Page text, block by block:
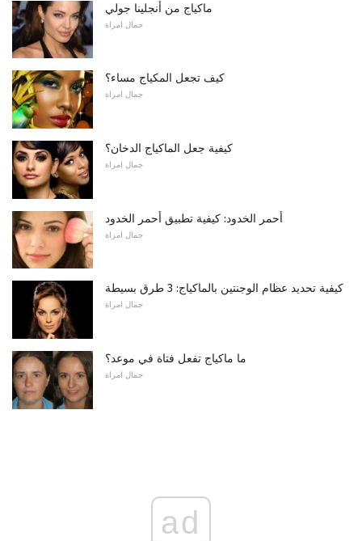
ماكياج من أنجلينا جولي
جمال امراة
كيف تجعل المكياج مساء؟
جمال امراة
كيفية جعل الماكياج الدخان؟
جمال امراة
أحمر الخدود: كيفية تطبيق أحمر الخدود
جمال امراة
كيفية تحديد عظام الوجنتين بالماكياج: 3 طرق بسيطة
جمال امراة
ما ماكياج تفعل فتاة في موعد؟
جمال امراة
ad